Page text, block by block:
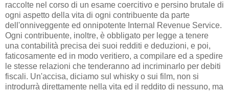
raccolte nel corso di un esame coercitivo e persino brutale di
ogni aspetto della vita di ogni contribuente da parte
dell'onniveggente ed onnipotente Internal Revenue Service.
Ogni contribuente, inoltre, è obbligato per legge a tenere
una contabilità precisa dei suoi redditi e deduzioni, e poi,
faticosamente ed in modo veritiero, a compilare ed a spedire
le stesse relazioni che tenderanno ad incriminarlo per debiti
fiscali. Un'accisa, diciamo sul whisky o sui film, non si
introdurrà direttamente nella vita ed il reddito di nessuno, ma